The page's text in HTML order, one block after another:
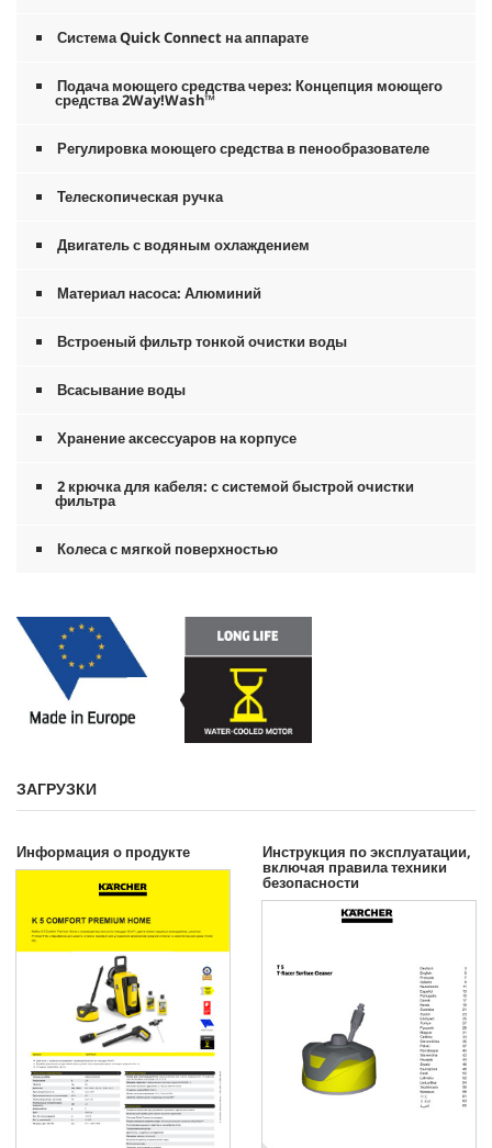
СистемаQuick Connect на аппарате
Подача моющего средства через: Концепция моющего
средства 2Way!Wash™
Регулировка моющего средства в пенообразователе
Телескопическая ручка
Двигатель с водяным охлаждением
Материал насоса: Алюминий
Встроеный фильтр тонкой очистки воды
Всасывание воды
Хранение аксессуаров на корпусе
2 крючка для кабеля: с системой быстрой очистки
фильтра
Колеса с мягкой поверхностью
ЗАГРУЗКИ
Информация о продукте Инструкция по эксплуатации,
включая правила техники
безопасности